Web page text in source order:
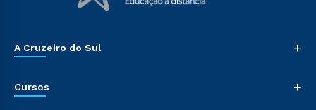
A Cruzeiro do Sul +
Cursos +